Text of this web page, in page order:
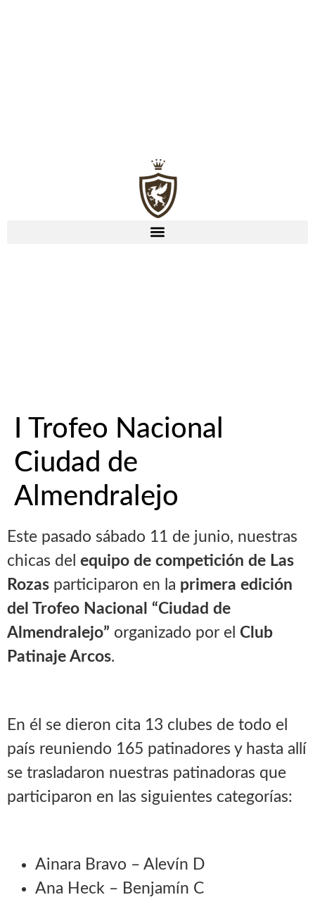
I Trofeo Nacional
Ciudad de
Almendralejo
Este pasado sábado 11 de junio, nuestras
chicas del equipo de competición de Las
Rozas participaron en la primera edición
del Trofeo Nacional “Ciudad de
Almendralejo” organizado por el Club
Patinaje Arcos.
En él se dieron cita 13 clubes de todo el
país reuniendo 165 patinadores y hasta allí
se trasladaron nuestras patinadoras que
participaron en las siguientes categorías:
Ainara Bravo – Alevín D
Ana Heck – Benjamín C